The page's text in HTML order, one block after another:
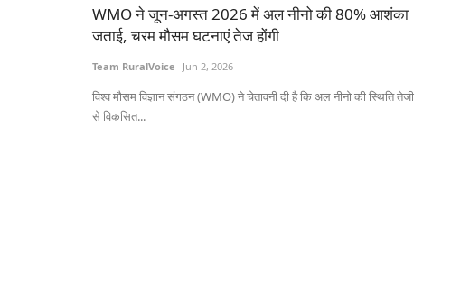
WMO ने जून-अगस्त 2026 में अल नीनो की 80% आशंका
जताई, चरम मौसम घटनाएं तेज होंगी
Team RuralVoice Jun 2, 2026
विश्व मौसम विज्ञान संगठन (WMO) ने चेतावनी दी है कि अल नीनो की स्थिति तेजी
से विकसित...